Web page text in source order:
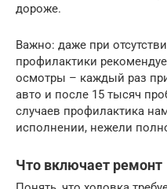
дороже.
Важно: даже при
профилактики
осмотры – каждый раз
авто и после 15 тысяч
случаев профилактика
исполнении, нежели
Что включает ремонт